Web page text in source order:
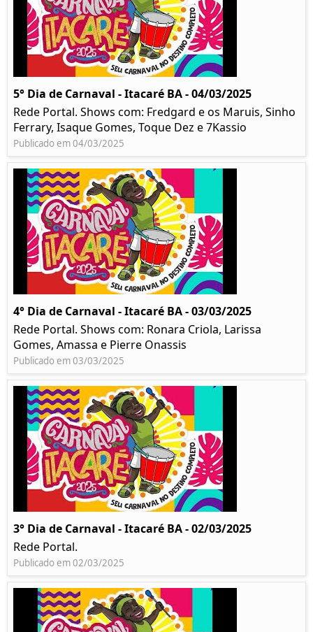
5° Dia de Carnaval - Itacaré BA - 04/03/2025
Rede Portal. Shows com: Fredgard e os Maruis, Sinho
Ferrary, Isaque Gomes, Toque Dez e 7Kassio
Publicado em 04/03/2025
4° Dia de Carnaval - Itacaré BA - 03/03/2025
Rede Portal. Shows com: Ronara Criola, Larissa
Gomes, Amassa e Pierre Onassis
Publicado em 03/03/2025
3° Dia de Carnaval - Itacaré BA - 02/03/2025
Rede Portal.
Publicado em 02/03/2025